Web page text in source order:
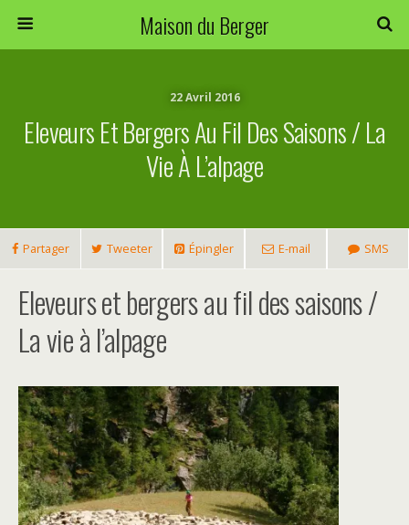
Maison du Berger
22 Avril 2016
Eleveurs Et Bergers Au Fil Des Saisons / La
Vie À L’alpage
Partager Tweeter Épingler E-mail SMS
Eleveurs et bergers au fil des saisons /
La vie à l’alpage